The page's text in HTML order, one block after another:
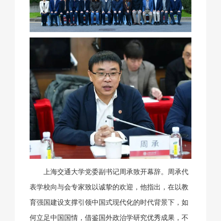
上海交通大学党委副书记周承致开幕辞。周承代
表学校向与会专家致以诚挚的欢迎，他指出，在以教
育强国建设支撑引领中国式现代化的时代背景下，如
何立足中国国情，借鉴国外政治学研究优秀成果，不